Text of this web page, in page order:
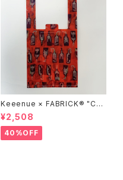
Keeenue × FABRICK®︎ "CO
MPACT SHOPPING BAG" st
acks Exclusive model
¥2,508
40%OFF